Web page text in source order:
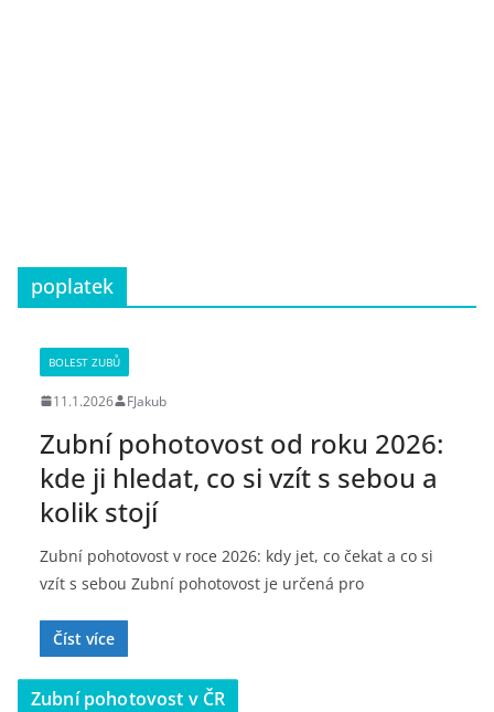
poplatek
BOLEST ZUBŮ
11.1.2026 FJakub
Zubní pohotovost od roku 2026:
kde ji hledat, co si vzít s sebou a
kolik stojí
Zubní pohotovost v roce 2026: kdy jet, co čekat a co si
vzít s sebou Zubní pohotovost je určená pro
Číst více
Zubní pohotovost v ČR